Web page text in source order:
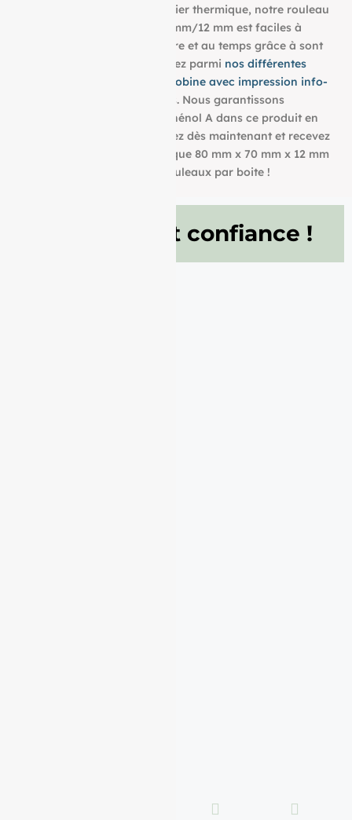
plupart des imprimantes papier thermique, notre rouleau
aux dimensions : 80 mm/70 mm/12 mm est faciles à
utiliser et résistent à la lumière et au temps grâce à sont
grammage de g/m². Choisissez parmi nos différentes
dimensions pour trouver la bobine avec impression info-
qui convient à vos besoins. Nous garantissons
également l’absence de bisphénol A dans ce produit en
papier BPA FREE. Commandez dès maintenant et recevez
votre Rouleau papier thermique 80 mm x 70 mm x 12 mm
de g/m² conditionné à 50 Rouleaux par boite !
Ils nous font confiance !